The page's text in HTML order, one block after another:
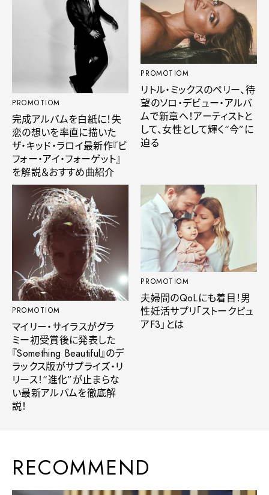
PROMOTIOM
完成アルバムを白紙に！失
恋の想いを率直に描いた
ザ・キッド・ラロイ最新作『ビ
フォー・アイ・フォーゲット』
を解説＆おすすめ曲紹介
PROMOTIOM
リトル・ミックスのペリー、待
望のソロ・デビュー・アルバ
ムで新章へ！アーティストと
して、女性として輝く“今”に
迫る
PROMOTIOM
マイリー・サイラスがグラ
ミー初受賞後に発表した
『Something Beautiful』のデ
ラックス版がサプライズ・リ
リース！“進化”が止まらな
い最新アルバムを徹底解
説！
PROMOTIOM
夫婦間のQoLにも着目！男
性妊活サプリ「ストークピュ
アF3」とは
RECOMMEND